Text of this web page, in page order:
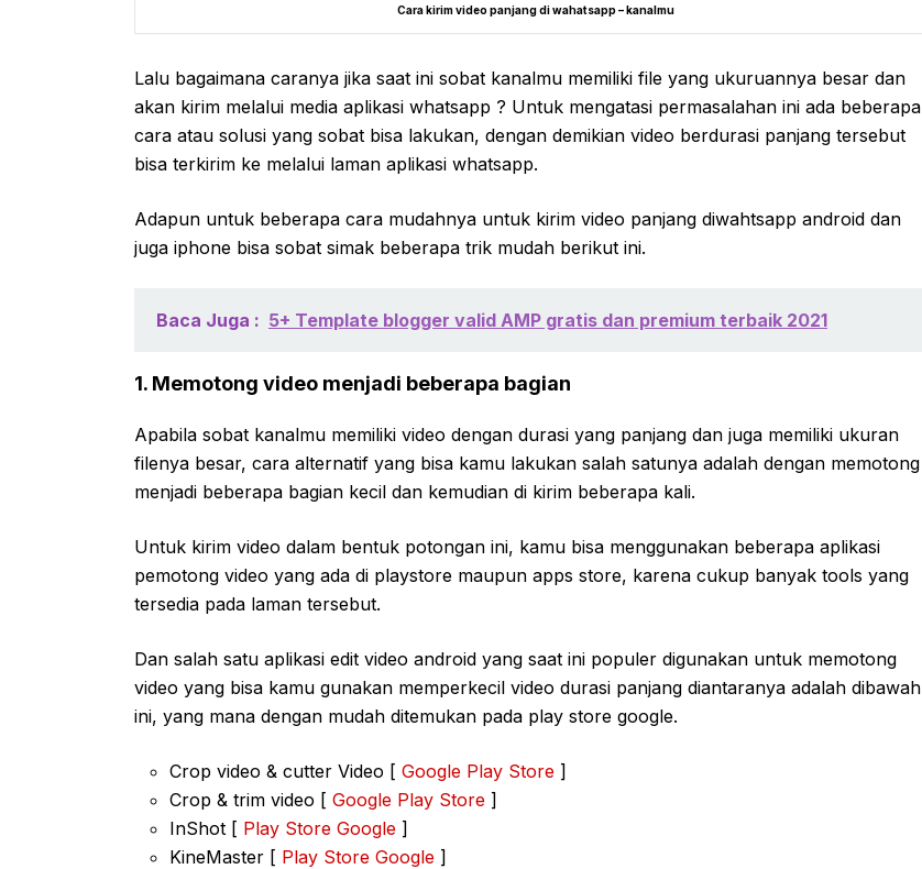
Cara kirim video panjang di wahatsapp – kanalmu
Lalu bagaimana caranya jika saat ini sobat kanalmu memiliki file yang ukuruannya besar dan
akan kirim melalui media aplikasi whatsapp ? Untuk mengatasi permasalahan ini ada beberapa
cara atau solusi yang sobat bisa lakukan, dengan demikian video berdurasi panjang tersebut
bisa terkirim ke melalui laman aplikasi whatsapp.
Adapun untuk beberapa cara mudahnya untuk kirim video panjang diwahtsapp android dan
juga iphone bisa sobat simak beberapa trik mudah berikut ini.
Baca Juga : 5+ Template blogger valid AMP gratis dan premium terbaik 2021
1. Memotong video menjadi beberapa bagian
Apabila sobat kanalmu memiliki video dengan durasi yang panjang dan juga memiliki ukuran
filenya besar, cara alternatif yang bisa kamu lakukan salah satunya adalah dengan memotong
menjadi beberapa bagian kecil dan kemudian di kirim beberapa kali.
Untuk kirim video dalam bentuk potongan ini, kamu bisa menggunakan beberapa aplikasi
pemotong video yang ada di playstore maupun apps store, karena cukup banyak tools yang
tersedia pada laman tersebut.
Dan salah satu aplikasi edit video android yang saat ini populer digunakan untuk memotong
video yang bisa kamu gunakan memperkecil video durasi panjang diantaranya adalah dibawah
ini, yang mana dengan mudah ditemukan pada play store google.
Crop video & cutter Video [ Google Play Store ]
Crop & trim video [ Google Play Store ]
InShot [ Play Store Google ]
KineMaster [ Play Store Google ]